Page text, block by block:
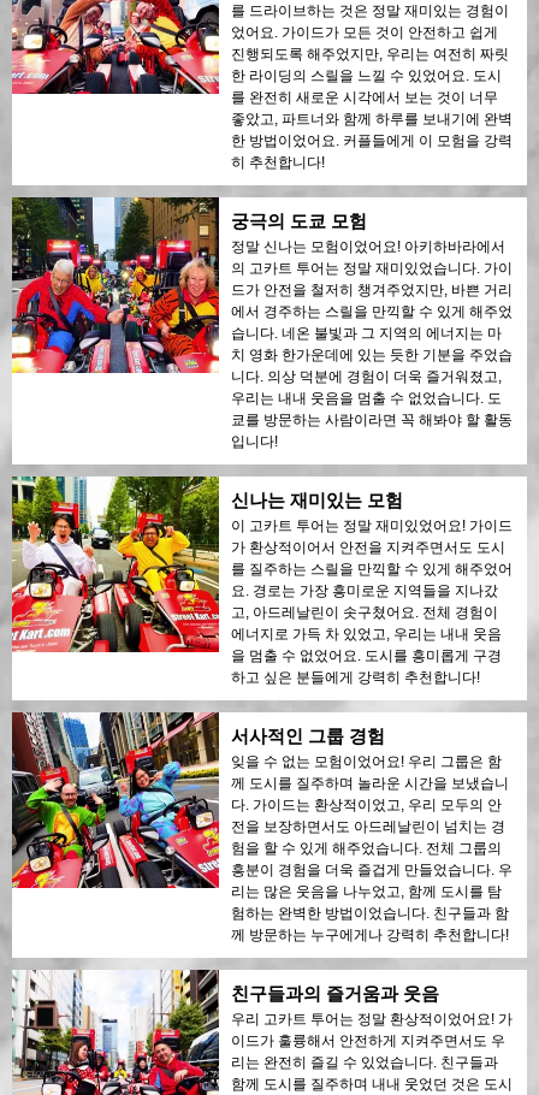
를 드라이브하는 것은 정말 재미있는 경험이
었어요. 가이드가 모든 것이 안전하고 쉽게
진행되도록 해주었지만, 우리는 여전히 짜릿
한 라이딩의 스릴을 느낄 수 있었어요. 도시
를 완전히 새로운 시각에서 보는 것이 너무
좋았고, 파트너와 함께 하루를 보내기에 완벽
한 방법이었어요. 커플들에게 이 모험을 강력
히 추천합니다!
궁극의 도쿄 모험
정말 신나는 모험이었어요! 아키하바라에서
의 고카트 투어는 정말 재미있었습니다. 가이
드가 안전을 철저히 챙겨주었지만, 바쁜 거리
에서 경주하는 스릴을 만끽할 수 있게 해주었
습니다. 네온 불빛과 그 지역의 에너지는 마
치 영화 한가운데에 있는 듯한 기분을 주었습
니다. 의상 덕분에 경험이 더욱 즐거워졌고,
우리는 내내 웃음을 멈출 수 없었습니다. 도
쿄를 방문하는 사람이라면 꼭 해봐야 할 활동
입니다!
신나는 재미있는 모험
이 고카트 투어는 정말 재미있었어요! 가이드
가 환상적이어서 안전을 지켜주면서도 도시
를 질주하는 스릴을 만끽할 수 있게 해주었어
요. 경로는 가장 흥미로운 지역들을 지나갔
고, 아드레날린이 솟구쳤어요. 전체 경험이
에너지로 가득 차 있었고, 우리는 내내 웃음
을 멈출 수 없었어요. 도시를 흥미롭게 구경
하고 싶은 분들에게 강력히 추천합니다!
서사적인 그룹 경험
잊을 수 없는 모험이었어요! 우리 그룹은 함
께 도시를 질주하며 놀라운 시간을 보냈습니
다. 가이드는 환상적이었고, 우리 모두의 안
전을 보장하면서도 아드레날린이 넘치는 경
험을 할 수 있게 해주었습니다. 전체 그룹의
흥분이 경험을 더욱 즐겁게 만들었습니다. 우
리는 많은 웃음을 나누었고, 함께 도시를 탐
험하는 완벽한 방법이었습니다. 친구들과 함
께 방문하는 누구에게나 강력히 추천합니다!
친구들과의 즐거움과 웃음
우리 고카트 투어는 정말 환상적이었어요! 가
이드가 훌륭해서 안전하게 지켜주면서도 우
리는 완전히 즐길 수 있었습니다. 친구들과
함께 도시를 질주하며 내내 웃었던 것은 도시